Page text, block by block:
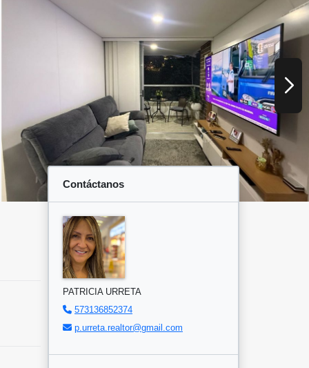
Contáctanos
PATRICIA URRETA
573136852374
p.urreta.realtor@gmail.com